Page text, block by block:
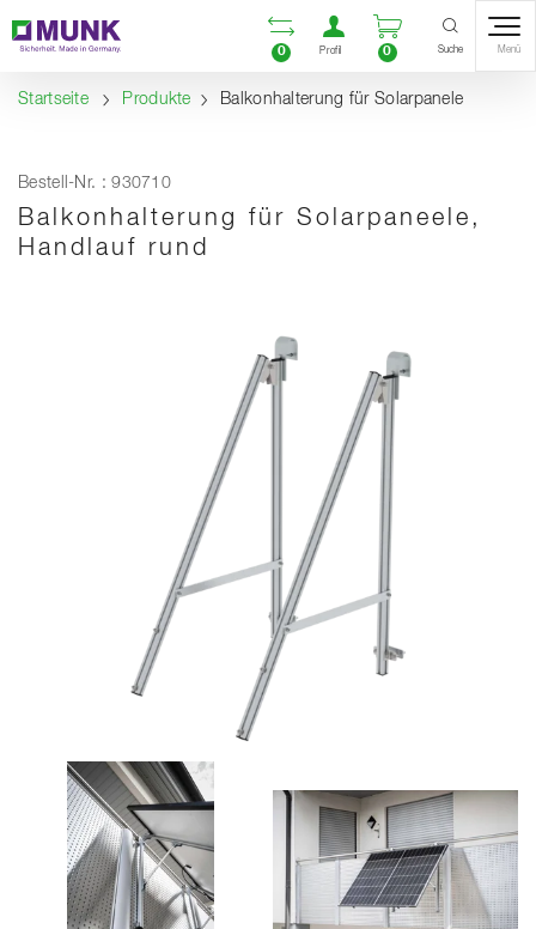
Inhalt
Inhaltsverzeichnis
Navigation Vergleichsliste öffnen
0
Benutzerkonto
Profil
Warenkorb
0 Suche Menü
Startseite Produkte Balkonhalterung für Solarpanele
Bestell-Nr. : 930710
Balkonhalterung für Solarpaneele,
Handlauf rund